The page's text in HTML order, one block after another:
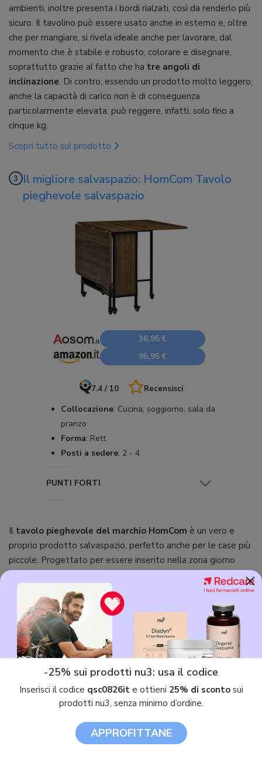
ambienti, inoltre presenta i bordi rialzati, così da renderlo più
sicuro. Il tavolino può essere usato anche in esterno e, oltre
che per mangiare, si rivela ideale anche per lavorare, dal
momento che è stabile e robusto, colorare e disegnare,
soprattutto grazie al fatto che ha tre angoli di
inclinazione. Di contro, essendo un prodotto molto leggero,
anche la capacità di carico non è di conseguenza
particolarmente elevata: può reggere, infatti, solo fino a
cinque kg.
Scopri tutto sul prodotto
Il migliore salvaspazio: HomCom Tavolo
pieghevole salvaspazio
36,95 €
95,95 €
7.4 / 10 Recensisci
Collocazione: Cucina, soggiorno, sala da
pranzo
Forma: Rett
Posti a sedere: 2 - 4
PUNTI FORTI
Il tavolo pieghevole del marchio HomCom è un vero e
proprio prodotto salvaspazio, perfetto anche per le case più
piccole. Progettato per essere inserito nella zona giorno
(sala da pranzo, soggiorno o salotto che sia), è realizzato in
metallo e legno MDF, e può ospitare fino a sei persone. La
sua forma rettangolare, la facilità nell'apertura e,
soprattutto, la presenza di sei comodissime rotelle lo
rendono una proposta jolly in grado di essere trasportato
praticamente ovunque. Da
chiuso misura solo 80 x 30 x 74
utenti più giovani, inoltre quando è piegato si può utilizzare
come una pratica consolle appoggiata al muro.
piuttosto stabili, e, come ulteriore elemento salvaspazio, è
ripiano portaoggetti collocato al centro del
×
-25% sui prodotti nu3: usa il codice
Inserisci il codice qsc0826ite ottieni 25% di scontosui
prodotti nu3, senza minimo d’ordine.
APPROFITTANE